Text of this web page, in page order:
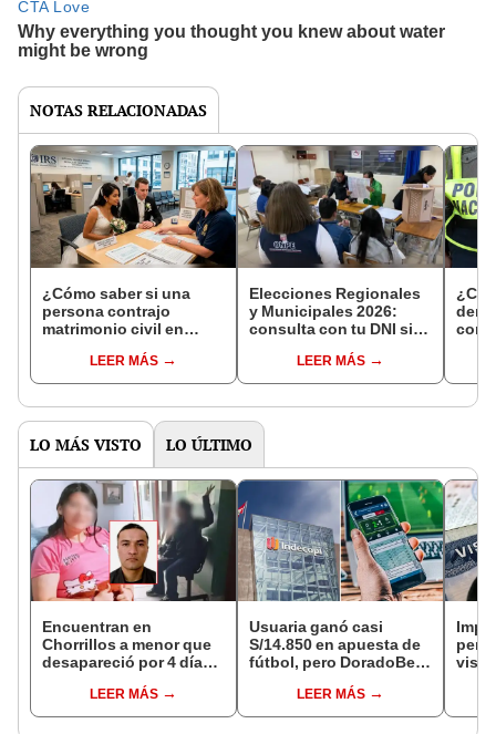
NOTAS RELACIONADAS
¿Cómo saber si una
persona contrajo
matrimonio civil en
LEER MÁS
Elecciones Regionales
y Municipales 2026:
consulta con tu DNI si
de mesa para este 4 de
octubre en el link oficial
LEER MÁS
con
LO MÁS VISTO LO ÚLTIMO
Encuentran en
Chorrillos a menor que
desapareció por 4 días
sujeto que conoció en
Roblox: PNP busca al
LEER MÁS
Usuaria ganó casi
S/14.850 en apuesta de
fútbol, pero DoradoBet
Indecopi multó a la
empresa con más de S/
LEER MÁS